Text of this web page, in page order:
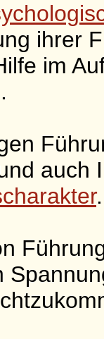
ihrer
im
auch
.